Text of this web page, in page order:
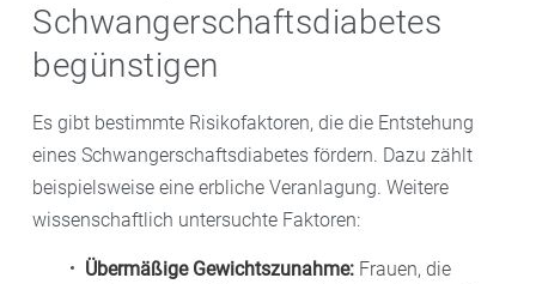
Schwangerschaftsdiabetes
begünstigen
Es gibt bestimmte Risikofaktoren, die die Entstehung
eines Schwangerschaftsdiabetes fördern. Dazu zählt
beispielsweise eine erbliche Veranlagung. Weitere
wissenschaftlich untersuchte Faktoren:
Übermäßige Gewichtszunahme: Frauen, die